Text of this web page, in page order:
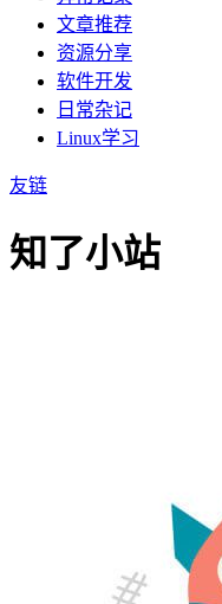
文章推荐
资源分享
软件开发
日常杂记
Linux学习
友链
知了小站